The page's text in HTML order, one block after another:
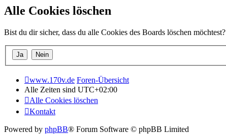
Alle Cookies löschen
Bist du dir sicher, dass du alle Cookies des Boards löschen möchtest?
www.170v.de Foren-Übersicht
Alle Zeiten sind UTC+02:00
Alle Cookies löschen
Kontakt
Powered by phpBB® Forum Software © phpBB Limited